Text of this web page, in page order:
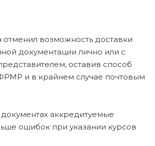
возможность доставки
документации лично или с
оставив способ
и в крайнем случае почтовым
аккредитуемые
ошибок при указании курсов